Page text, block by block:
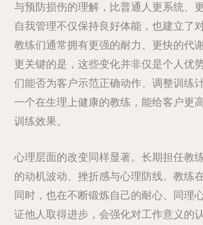
与预防损伤的理解，比普通人更系统、
自我管理不仅保持良好体能，也建立了
教练们通常拥有更强的耐力、更快的代
更关键的是，这些变化并非仅是个人优
们能否为客户示范正确动作、调整训练
一个在生理上健康的教练，能给客户更
训练效果。
心理层面的改变同样显著。长期担任教
的动机波动、挫折感与心理防线。教练
同时，也在不断锻炼自己的耐心、同理
证他人取得进步，会强化对工作意义的